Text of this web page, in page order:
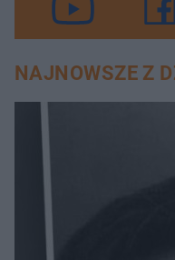
NAJNOWSZE Z